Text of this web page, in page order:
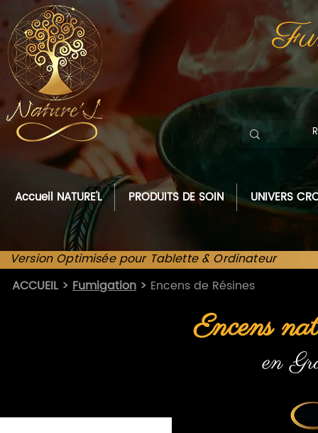
Accueil NATURE'L PRODUITS DE SOIN UNIVERS
Version Optimisée pour Tablette & Ordinateur
ACCUEIL > Fumigation > Encens de Résines
Encens
en